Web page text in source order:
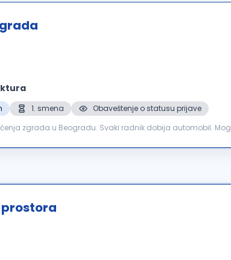
1. smena
Obaveštenje o statusu prijave
zgrada u Beogradu. Svaki radnik dobija automobil.
prostora